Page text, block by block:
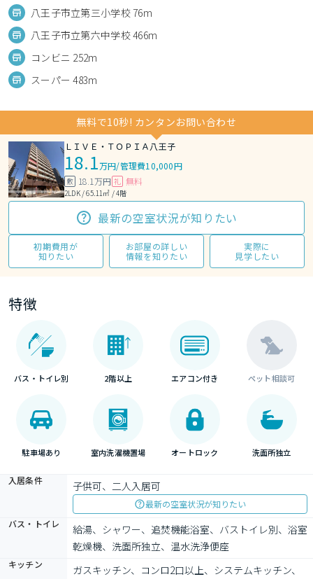
八王子市立第三小学校 76m
八王子市立第六中学校 466m
コンビニ 252m
スーパー 483m
無料で10秒! カンタンお問い合わせ
ＬＩＶＥ・ＴＯＰＩＡ八王子
18.1万円/管理費10,000円
敷 18.1万円 礼 無料
2LDK / 65.11㎡ / 4階
最新の空室状況が知りたい
初期費用が
知りたい
お部屋の詳しい
情報を知りたい
実際に
見学したい
特徴
バス・トイレ別 2階以上 エアコン付き ペット相談可
駐車場あり 室内洗濯機置場 オートロック 洗面所独立
入居条件 子供可、二人入居可
最新の空室状況が知りたい
バス・トイレ
給湯、シャワー、追焚機能浴室、バストイレ別、浴室
乾燥機、洗面所独立、温水洗浄便座
キッチン
ガスキッチン、コンロ2口以上、システムキッチン、